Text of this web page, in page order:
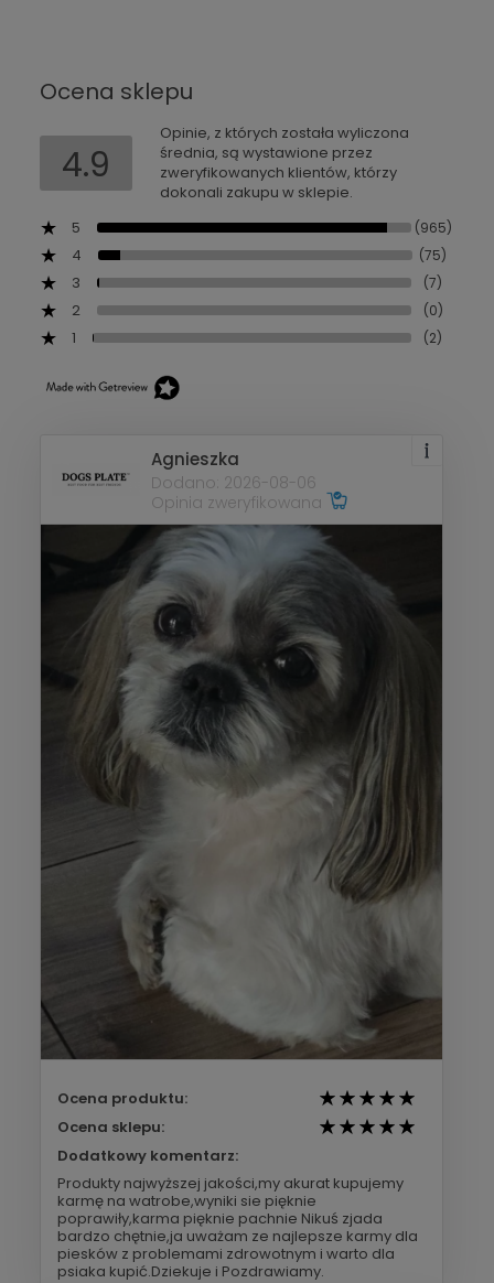
Ocena sklepu
4.9
Opinie, z których została wyliczona
średnia, są wystawione przez
zweryfikowanych klientów, którzy
dokonali zakupu w sklepie.
5
(965)
4 (75)
3 (7)
2 (0)
1 (2)
Agnieszka
Dodano: 2026-08-06
Opinia zweryfikowana
Ocena produktu:
Ocena sklepu:
Dodatkowy komentarz:
Produkty najwyższej jakości,my akurat kupujemy
karmę na watrobe,wyniki sie pięknie
poprawiły,karma pięknie pachnie Nikuś zjada
bardzo chętnie,ja uważam ze najlepsze karmy dla
piesków z problemami zdrowotnym i warto dla
psiaka kupić.Dziekuje i Pozdrawiamy.